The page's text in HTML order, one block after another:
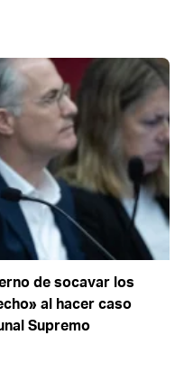
de socavar los
al hacer caso
Supremo